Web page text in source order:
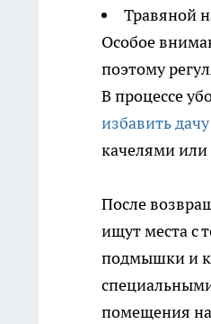
Травяной
Особое
поэтому
В процессе
избавить
качелями
После
ищут места с
подмышки и
помещения